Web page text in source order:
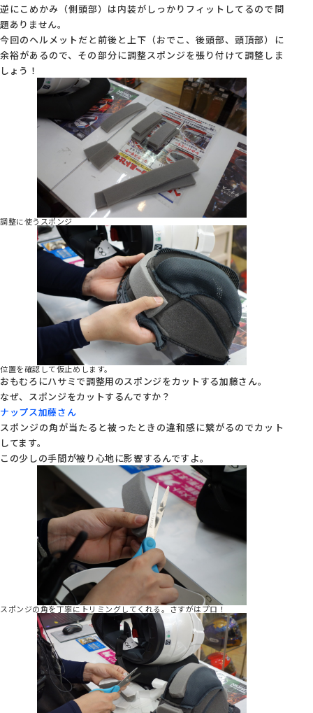
逆にこめかみ（側頭部）は内装がしっかりフィットしてるので問
題ありません。
今回のヘルメットだと前後と上下（おでこ、後頭部、頭頂部）に
余裕があるので、その部分に調整スポンジを張り付けて調整しま
しょう！
調整に使うスポンジ
位置を確認して仮止めします。
おもむろにハサミで調整用のスポンジをカットする加藤さん。
なぜ、スポンジをカットするんですか？
ナップス加藤さん
スポンジの角が当たると被ったときの違和感に繋がるのでカット
してます。
この少しの手間が被り心地に影響するんですよ。
スポンジの角を丁寧にトリミングしてくれる。さすがはプロ！